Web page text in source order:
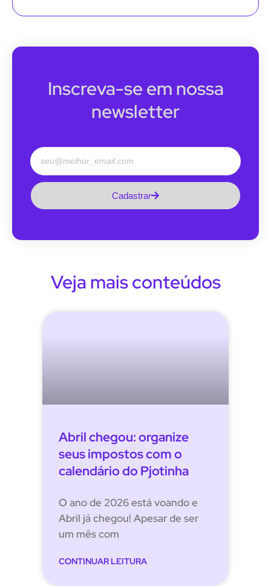
Inscreva-se em nossa
newsletter
Cadastrar
Veja mais conteúdos
Abril chegou: organize
seus impostos com o
calendário do Pjotinha
O ano de 2026 está voando e
Abril já chegou! Apesar de ser
um mês com
CONTINUAR LEITURA